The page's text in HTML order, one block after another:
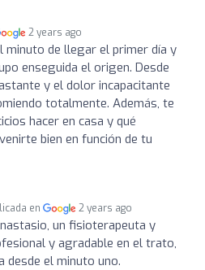
2 years ago
minuto de llegar el primer día y
enseguida el origen. Desde
y el dolor incapacitante
totalmente. Además, te
hacer en casa y qué
bien en función de tu
en 2 years ago
un fisioterapeuta y
y agradable en el trato,
desde el minuto uno.